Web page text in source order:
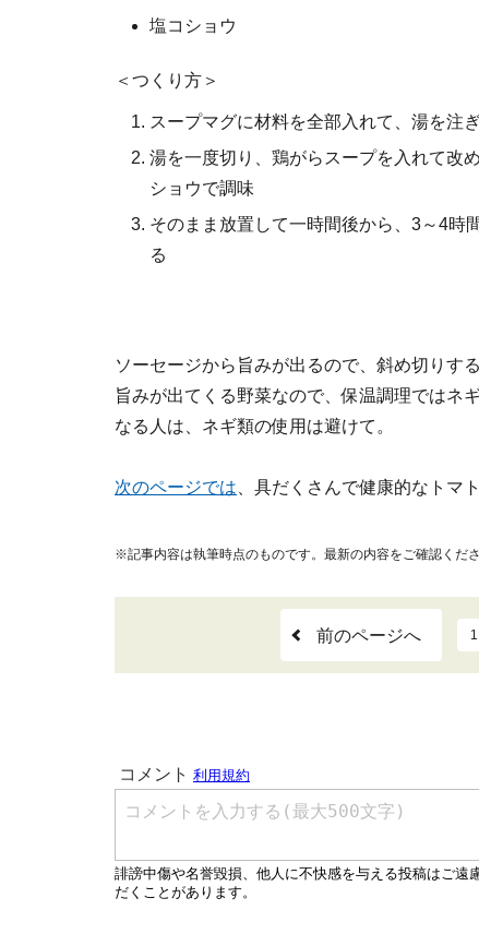
塩コショウ
＜つくり方＞
スープマグに材料を全部入れて、湯を注
湯を一度切り、鶏がらスープを入れて改
ショウで調味
そのまま放置して一時間後から、3～4時
る
ソーセージから旨みが出るので、斜め切りす
旨みが出てくる野菜なので、保温調理ではネ
なる人は、ネギ類の使用は避けて。
次のページでは 、具だくさんで健康的なトマ
※記事内容は執筆時点のものです。最新の内容をご確認くださ
前のページへ 1